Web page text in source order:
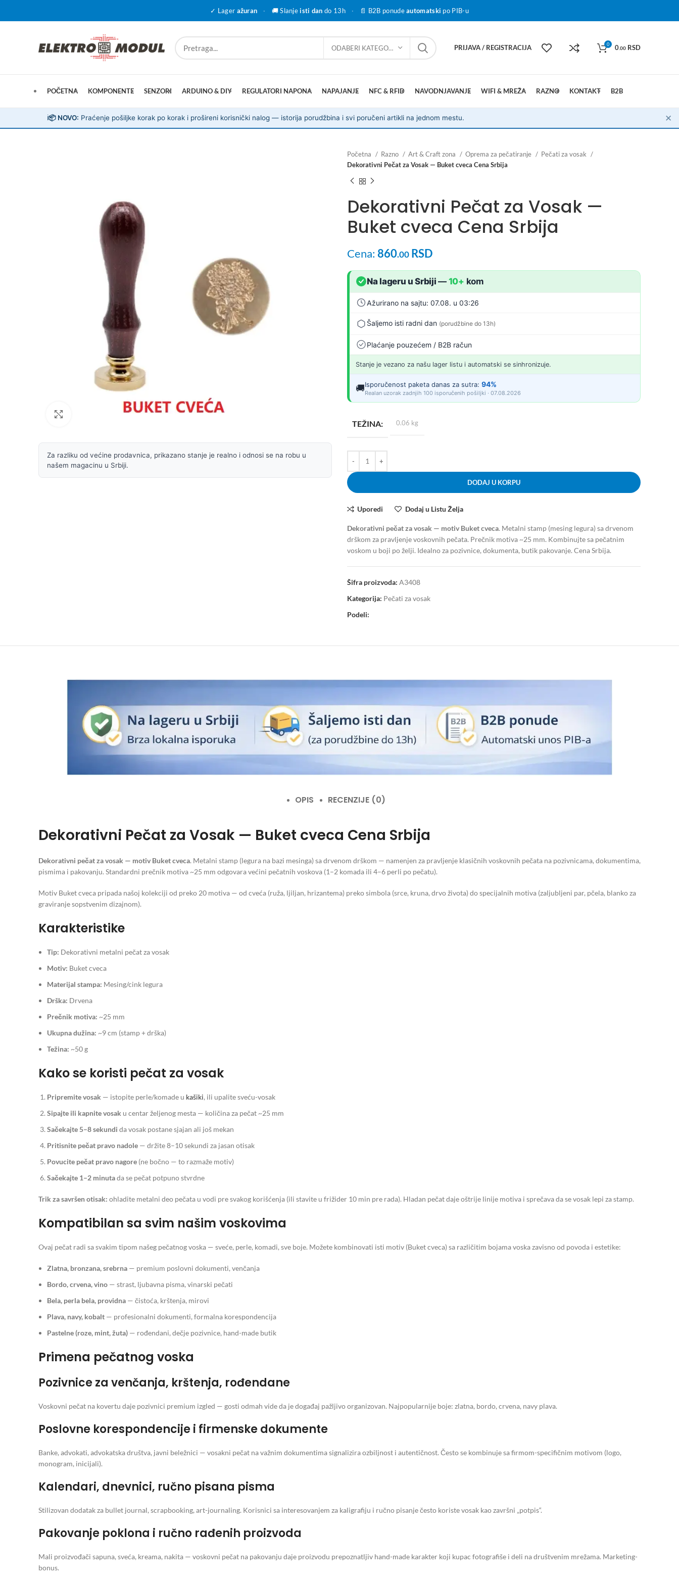
✓ Lager ažuran · 🚚 Slanjeisti dan do 13h · 📄 B2B ponudeautomatski po PIB-u
ODABERI KATEGORIJU PRIJAVA / REGISTRACIJA 0 0.00 RSD
POČETNA KOMPONENTE SENZORI ARDUINO & DIY REGULATORI NAPONA NAPAJANJE NFC & RFID NAVODNJAVANJE WIFI & MREŽA RAZNO KONTAKT B2B
ℹ️📦 NOVO: Praćenje pošiljke korak po korak i prošireni korisnički nalog — istorija porudžbina i svi poručeni artikli na jednom mestu. ✕
Za razliku od većine prodavnica, prikazano stanje je realno i odnosi se na robu u
našem magacinu u Srbiji.
Početna Razno Art & Craft zona Oprema za pečatiranje
Pečati za vosak
Dekorativni Pečat za Vosak — Buket cveca Cena Srbija
Dekorativni Pečat za Vosak —
Buket cveca Cena Srbija
Cena: 860.00 RSD
Na lageru u Srbiji — 10+ kom
Ažurirano na sajtu: 07.08. u 03:26
Šaljemo isti radni dan (porudžbine do 13h)
Plaćanje pouzećem / B2B račun
Stanje je vezano za našu lager listu i automatski se sinhronizuje.
🚚Isporučenost paketa danas za sutra: 94%
Realan uzorak zadnjih 100 isporučenih pošiljki · 07.08.2026
TEŽINA 0.06 kg
DODAJ U KORPU
Uporedi Dodaj u Listu Želja
Dekorativni pečat za vosak — motiv Buket cveca. Metalni stamp (mesing legura) sa drvenom
drškom za pravljenje voskovnih pečata. Prečnik motiva ~25 mm. Kombinujte sa pečatnim
voskom u boji po želji. Idealno za pozivnice, dokumenta, butik pakovanje. Cena Srbija.
Šifra proizvoda: A3408
Kategorija: Pečati za vosak
Podeli:
OPIS RECENZIJE (0)
Dekorativni Pečat za Vosak — Buket cveca Cena Srbija
Dekorativni pečat za vosak — motiv Buket cveca. Metalni stamp (legura na bazi mesinga) sa drvenom drškom — namenjen za pravljenje klasičnih voskovnih pečata na pozivnicama, dokumentima,
pismima i pakovanju. Standardni prečnik motiva ~25 mm odgovara većini pečatnih voskova (1–2 komada ili 4–6 perli po pečatu).
Motiv Buket cveca pripada našoj kolekciji od preko 20 motiva — od cveća (ruža, ljiljan, hrizantema) preko simbola (srce, kruna, drvo života) do specijalnih motiva (zaljubljeni par, pčela, blanko za
graviranje sopstvenim dizajnom).
Karakteristike
Tip: Dekorativni metalni pečat za vosak
Motiv: Buket cveca
Materijal stampa: Mesing/cink legura
Drška: Drvena
Prečnik motiva: ~25 mm
Ukupna dužina: ~9 cm (stamp + drška)
Težina: ~50 g
Kako se koristi pečat za vosak
Pripremite vosak — istopite perle/komade u kašiki, ili upalite sveću-vosak
Sipajte ili kapnite vosak u centar željenog mesta — količina za pečat ~25 mm
Sačekajte 5–8 sekundi da vosak postane sjajan ali još mekan
Pritisnite pečat pravo nadole — držite 8–10 sekundi za jasan otisak
Povucite pečat pravo nagore (ne bočno — to razmaže motiv)
Sačekajte 1–2 minutada se pečat potpuno stvrdne
Trik za savršen otisak: ohladite metalni deo pečata u vodi pre svakog korišćenja (ili stavite u frižider 10 min pre rada). Hladan pečat daje oštrije linije motiva i sprečava da se vosak lepi za stamp.
Kompatibilan sa svim našim voskovima
Ovaj pečat radi sa svakim tipom našeg pečatnog voska — sveće, perle, komadi, sve boje. Možete kombinovati isti motiv (Buket cveca) sa različitim bojama voska zavisno od povoda i estetike:
Zlatna, bronzana, srebrna — premium poslovni dokumenti, venčanja
Bordo, crvena, vino — strast, ljubavna pisma, vinarski pečati
Bela, perla bela, providna — čistoća, krštenja, mirovi
Plava, navy, kobalt — profesionalni dokumenti, formalna korespondencija
Pastelne (roze, mint, žuta) — rođendani, dečje pozivnice, hand-made butik
Primena pečatnog voska
Pozivnice za venčanja, krštenja, rođendane
Voskovni pečat na kovertu daje pozivnici premium izgled — gosti odmah vide da je događaj pažljivo organizovan. Najpopularnije boje: zlatna, bordo, crvena, navy plava.
Poslovne korespondencije i firmenske dokumente
Banke, advokati, advokatska društva, javni beležnici — vosakni pečat na važnim dokumentima signalizira ozbiljnost i autentičnost. Često se kombinuje sa firmom-specifičnim motivom (logo,
monogram, inicijali).
Kalendari, dnevnici, ručno pisana pisma
Stilizovan dodatak za bullet journal, scrapbooking, art-journaling. Korisnici sa interesovanjem za kaligrafiju i ručno pisanje često koriste vosak kao završni „potpis“.
Pakovanje poklona i ručno rađenih proizvoda
Mali proizvođači sapuna, sveća, kreama, nakita — voskovni pečat na pakovanju daje proizvodu prepoznatljiv hand-made karakter koji kupac fotografiše i deli na društvenim mrežama. Marketing-
bonus.